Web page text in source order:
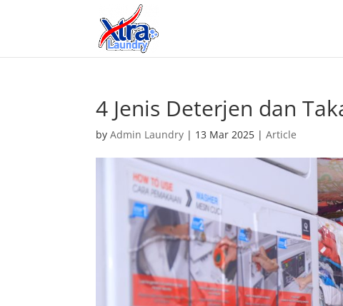
4 Jenis Deterjen dan
byAdmin Laundry | 13 Mar 2025 |Article